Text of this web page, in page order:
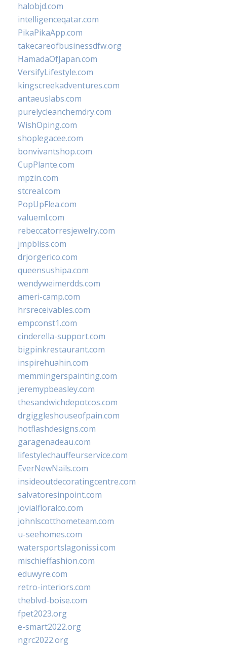
halobjd.com
intelligenceqatar.com
PikaPikaApp.com
takecareofbusinessdfw.org
HamadaOfJapan.com
VersifyLifestyle.com
kingscreekadventures.com
antaeuslabs.com
purelycleanchemdry.com
WishOping.com
shoplegacee.com
bonvivantshop.com
CupPlante.com
mpzin.com
stcreal.com
PopUpFlea.com
valueml.com
rebeccatorresjewelry.com
jmpbliss.com
drjorgerico.com
queensushipa.com
wendyweimerdds.com
ameri-camp.com
hrsreceivables.com
empconst1.com
cinderella-support.com
bigpinkrestaurant.com
inspirehuahin.com
memmingerspainting.com
jeremypbeasley.com
thesandwichdepotcos.com
drgiggleshouseofpain.com
hotflashdesigns.com
garagenadeau.com
lifestylechauffeurservice.com
EverNewNails.com
insideoutdecoratingcentre.com
salvatoresinpoint.com
jovialfloralco.com
johnlscotthometeam.com
u-seehomes.com
watersportslagonissi.com
mischieffashion.com
eduwyre.com
retro-interiors.com
theblvd-boise.com
fpet2023.org
e-smart2022.org
ngrc2022.org